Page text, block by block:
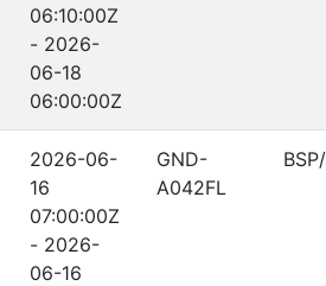
06:10:00Z
- 2026-
06-18
06:00:00Z
2026-06-
16
07:00:00Z
- 2026-
06-16
GND-
A042FL